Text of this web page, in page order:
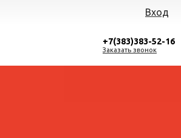
Вход
+7(383)383-52-16
Заказать звонок